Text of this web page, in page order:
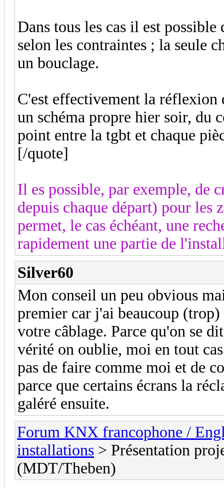
Dans tous les cas il est
selon les contraintes ; la seule
un bouclage.
C'est effectivement la réflexion
un schéma propre hier soir, du
point entre la tgbt et chaque
[/quote]
Il es possible, par exemple, de
depuis chaque départ) pour les
permet, le cas échéant, une
rapidement une partie de
Silver60
Mon conseil un peu obvious
premier car j'ai beaucoup (trop)
votre câblage. Parce qu'on se
vérité on oublie, moi en tout
pas de faire comme moi et de
parce que certains écrans la
galéré ensuite.
Forum KNX francophone /
installations > Présentation
(MDT/Theben)